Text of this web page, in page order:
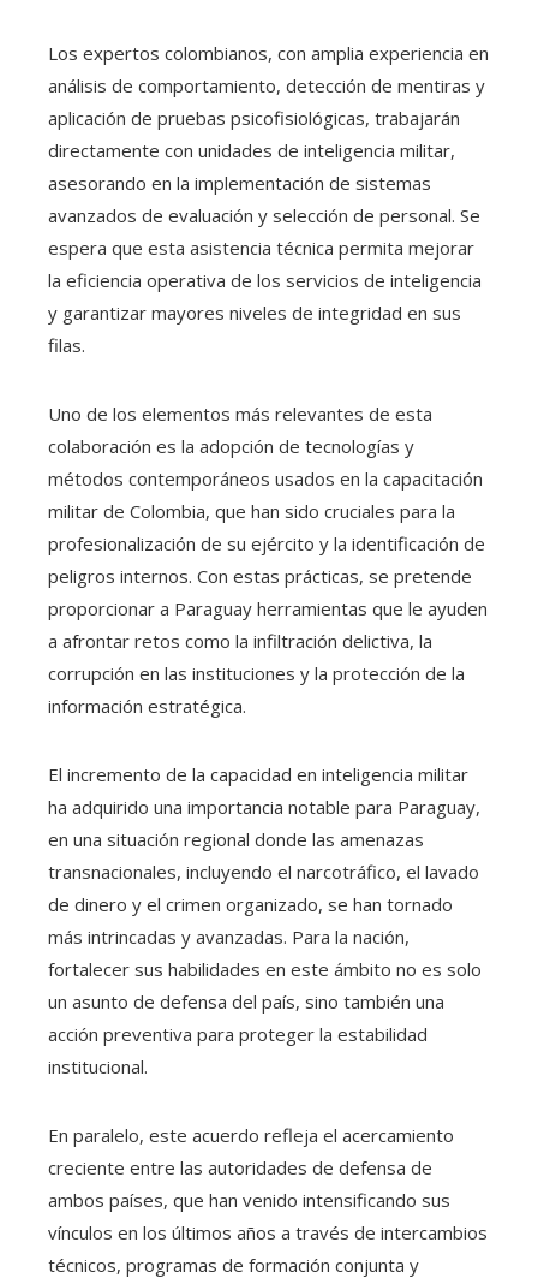
Los expertos colombianos, con amplia experiencia en
análisis de comportamiento, detección de mentiras y
aplicación de pruebas psicofisiológicas, trabajarán
directamente con unidades de inteligencia militar,
asesorando en la implementación de sistemas
avanzados de evaluación y selección de personal. Se
espera que esta asistencia técnica permita mejorar
la eficiencia operativa de los servicios de inteligencia
y garantizar mayores niveles de integridad en sus
filas.
Uno de los elementos más relevantes de esta
colaboración es la adopción de tecnologías y
métodos contemporáneos usados en la capacitación
militar de Colombia, que han sido cruciales para la
profesionalización de su ejército y la identificación de
peligros internos. Con estas prácticas, se pretende
proporcionar a Paraguay herramientas que le ayuden
a afrontar retos como la infiltración delictiva, la
corrupción en las instituciones y la protección de la
información estratégica.
El incremento de la capacidad en inteligencia militar
ha adquirido una importancia notable para Paraguay,
en una situación regional donde las amenazas
transnacionales, incluyendo el narcotráfico, el lavado
de dinero y el crimen organizado, se han tornado
más intrincadas y avanzadas. Para la nación,
fortalecer sus habilidades en este ámbito no es solo
un asunto de defensa del país, sino también una
acción preventiva para proteger la estabilidad
institucional.
En paralelo, este acuerdo refleja el acercamiento
creciente entre las autoridades de defensa de
ambos países, que han venido intensificando sus
vínculos en los últimos años a través de intercambios
técnicos, programas de formación conjunta y